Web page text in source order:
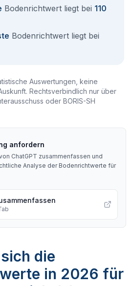
Bodenrichtwert liegt bei 110
Bodenrichtwert liegt bei
Auswertungen, keine
Rechtsverbindlich nur über
oder BORIS-SH
anfordern
ChatGPT zusammenfassen und
Analyse der Bodenrichtwerte für
die
in 2026 für